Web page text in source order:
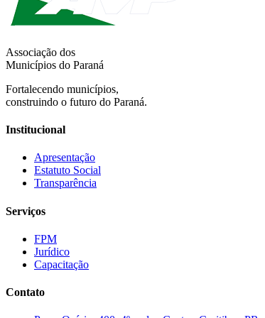
Associação dos
Municípios do Paraná
Fortalecendo municípios,
construindo o futuro do Paraná.
Institucional
Apresentação
Estatuto Social
Transparência
Serviços
FPM
Jurídico
Capacitação
Contato